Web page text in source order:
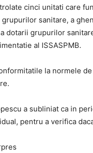
cinci unitati care
grupurilor sanitare, a
dotarii grupurilor
al ISSASPMB.
la normele
a subliniat ca in
pentru a verifica